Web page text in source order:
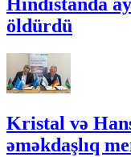
Hindistanda
öldürdü
Kristal və
əməkdaşlıq